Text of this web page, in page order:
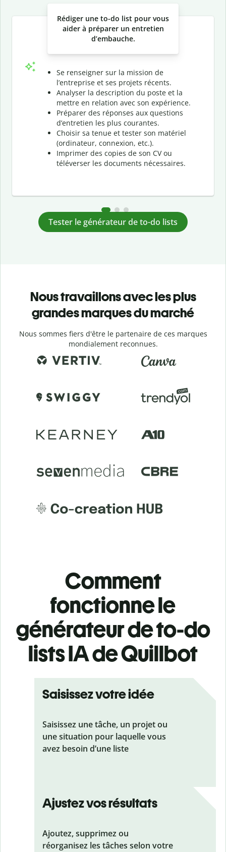
Rédiger une to-do list pour vous
aider à préparer un entretien
d’embauche.
Se renseigner sur la mission de
l’entreprise et ses projets récents.
Analyser la description du poste et la
mettre en relation avec son expérience.
Préparer des réponses aux questions
d’entretien les plus courantes.
Choisir sa tenue et tester son matériel
(ordinateur, connexion, etc.).
Imprimer des copies de son CV ou
téléverser les documents nécessaires.
Tester le générateur de to-do lists
Nous travaillons avec les plus
grandes marques du marché
Nous sommes fiers d'être le partenaire de ces marques
mondialement reconnues.
Comment
fonctionne le
générateur de to-do
lists IA de Quillbot
Saisissez votre idée
Saisissez une tâche, un projet ou
une situation pour laquelle vous
avez besoin d’une liste
Ajustez vos résultats
Ajoutez, supprimez ou
réorganisez les tâches selon votre